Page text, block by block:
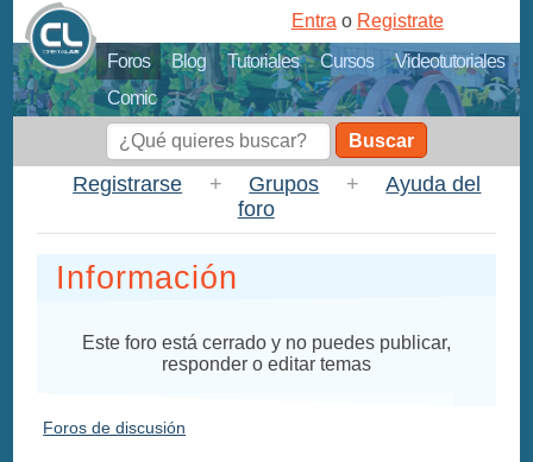
Foros Blog Tutoriales Cursos
Videotutoriales
Comic
Entra o Registrate
Buscar
Registrarse + Grupos +
Ayuda del
foro
Información
Este foro está cerrado y no puedes publicar,
responder o editar temas
Foros de discusión